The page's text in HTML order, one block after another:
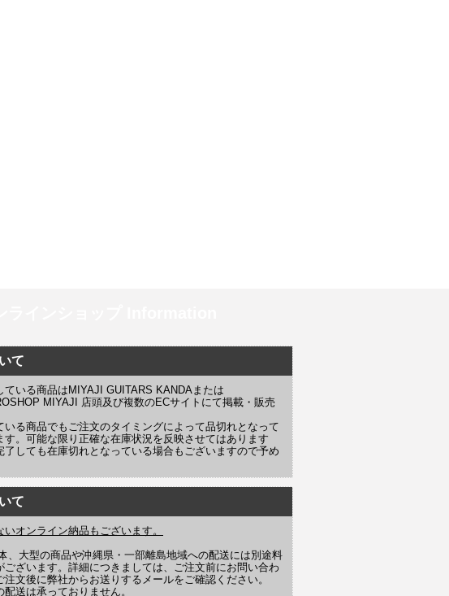
て
ている商品はMIYAJI GUITARS KANDAまたは
MIYAJI 店頭及び複数のECサイトにて掲載・販売
いる商品でもご注文のタイミングによって品切れとなって
す。可能な限り正確な在庫状況を反映させてはあります
了しても在庫切れとなっている場合もございますので予め
て
オンライン納品もございます。
、大型の商品や沖縄県・一部離島地域への配送には別途料
ございます。詳細につきましては、ご注文前にお問い合わ
文後に弊社からお送りするメールをご確認ください。
送は承っておりません。